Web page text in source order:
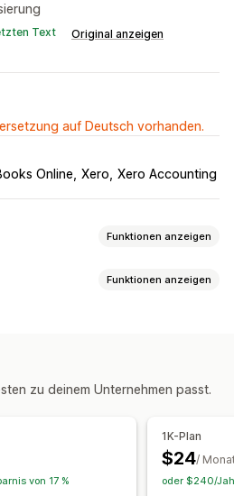
Text Original anzeigen
auf Deutsch vorhanden.
Online Xero Xero Accounting
Funktionen anzeigen
Dashboard
Mehrere Kanäle
Inventar und Produkt
Funktionen anzeigen
zu deinem Unternehmen passt.
von 17 %
1K-Plan
$24/
oder $240/